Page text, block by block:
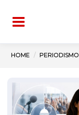
HOME PERIODISMO